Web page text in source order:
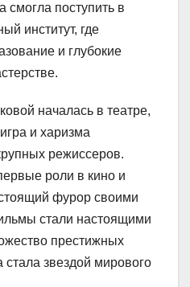
смогла поступить в
институт, где
и глубокие
началась в театре,
и харизма
режиссеров.
роли в кино и
фурор своими
стали настоящими
престижных
стала звездой мирового